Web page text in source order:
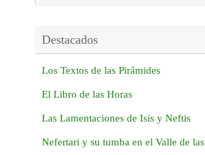
Destacados
Los Textos de las Pirámides
El Libro de las Horas
Las Lamentaciones de Isis y Neftis
Nefertari y su tumba en el Valle de las